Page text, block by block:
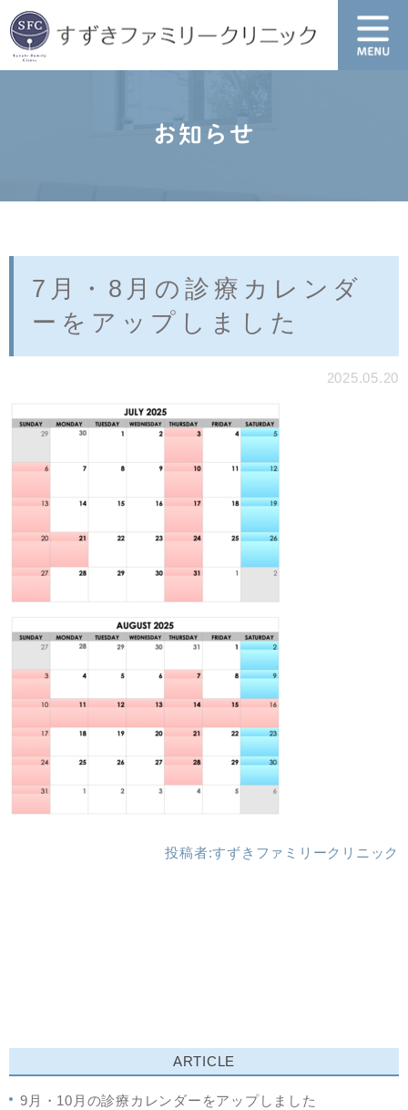
お知らせ
7月・8月の診療カレンダ
ーをアップしました
2025.05.20
投稿者:すずきファミリークリニック
ARTICLE
9月・10月の診療カレンダーをアップしました